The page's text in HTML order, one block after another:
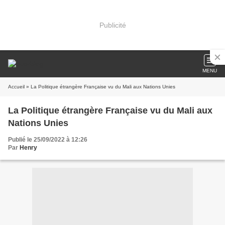
Publicité
MENU
Accueil » La Politique étrangère Française vu du Mali aux Nations Unies
La Politique étrangère Française vu du Mali aux
Nations Unies
Publié le 25/09/2022 à 12:26
Par Henry